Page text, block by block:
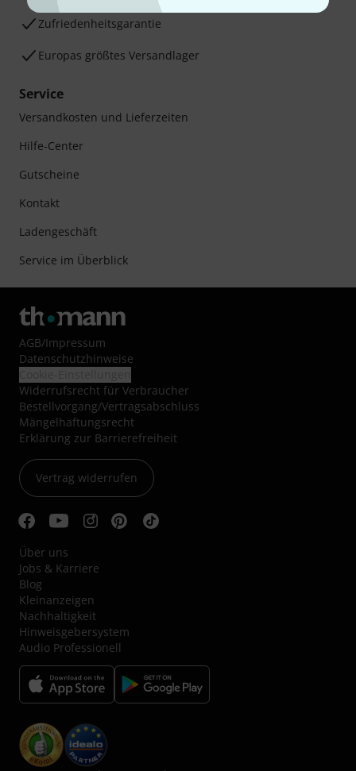
Zufriedenheitsgarantie
Europas größtes Versandlager
Service
Versandkosten und Lieferzeiten
Hilfe-Center
Gutscheine
Kontakt
Ladengeschäft
Service im Überblick
AGB/Impressum
Datenschutzhinweise
Widerrufsrecht für Verbraucher
Bestellvorgang/Vertragsabschluss
Mängelhaftungsrecht
Erklärung zur Barrierefreiheit
Vertrag widerrufen
Über uns
Jobs & Karriere
Blog
Kleinanzeigen
Nachhaltigkeit
Hinweisgebersystem
Audio Professionell